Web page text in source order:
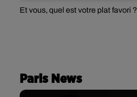
Et vous, quel est votre plat favori ?
Paris News